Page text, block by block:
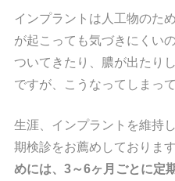
インプラントは人工物のた
が起こっても気づきにくい
ついてきたり、膿が出たり
ですが、こうなってしまっ
生涯、インプラントを維持
期検診をお薦めしております
めには、3～6ヶ月ごとに定